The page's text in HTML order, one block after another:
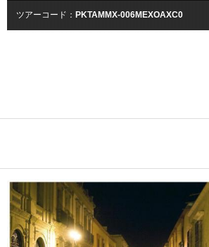
ツアーコード：PKTAMMX-006MEXOAXC0